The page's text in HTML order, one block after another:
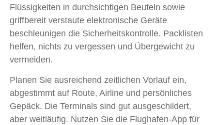
Flüssigkeiten in durchsichtigen Beuteln sowie
griffbereit verstaute elektronische Geräte
beschleunigen die Sicherheitskontrolle. Packlisten
helfen, nichts zu vergessen und Übergewicht zu
vermeiden.
Planen Sie ausreichend zeitlichen Vorlauf ein,
abgestimmt auf Route, Airline und persönliches
Gepäck. Die Terminals sind gut ausgeschildert,
aber weitläufig. Nutzen Sie die Flughafen-App für